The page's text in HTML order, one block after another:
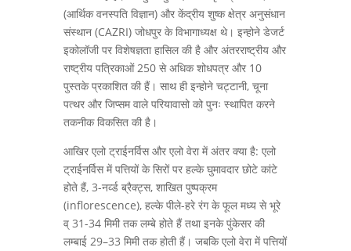
(आर्थिक वनस्पति विज्ञान) और केंद्रीय शुष्क क्षेत्र अनुसंधान
संस्थान (CAZRI) जोधपुर के विभागाध्यक्ष थे। इन्होने डेजर्ट
इकोलॉजी पर विशेषज्ञता हासिल की है और अंतरराष्ट्रीय और
राष्ट्रीय पत्रिकाओं 250 से अधिक शोधपत्र और 10
पुस्तके प्रकाशित की हैं। साथ ही इन्होने चट्टानी, चूना
पत्थर और जिप्सम वाले परियावासो को पुनः स्थापित करने
तकनीक विकसित की है।
आखिर एलो ट्राईनर्विस और एलो वेरा में अंतर क्या है: एलो
ट्राईनर्विस में पत्तियों के सिरों पर हल्के घुमावदार छोटे कांटे
होते हैं, 3-नर्व्ड ब्रैक्ट्स, शाखित पुष्पक्रम
(inflorescence), हल्के पीले-हरे रंग के फूल मध्य से भूरे
व् 31-34 मिमी तक लम्बे होते हैं तथा इनके पुंकेसर की
लम्बाई 29–33 मिमी तक होती हैं। जबकि एलो वेरा में पत्तियों